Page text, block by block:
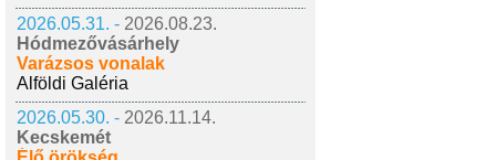
2026.05.31. - 2026.08.23.
Hódmezővásárhely
Varázsos vonalak
Alföldi Galéria
2026.05.30. - 2026.11.14.
Kecskemét